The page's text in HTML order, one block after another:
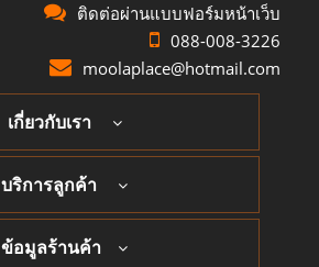
ติดต่อผ่านแบบฟอร์มหน้าเว็บ
088-008-3226
moolaplace@hotmail.com
เกี่ยวกับเรา
บริการลูกค้า
ข้อมูลร้านค้า